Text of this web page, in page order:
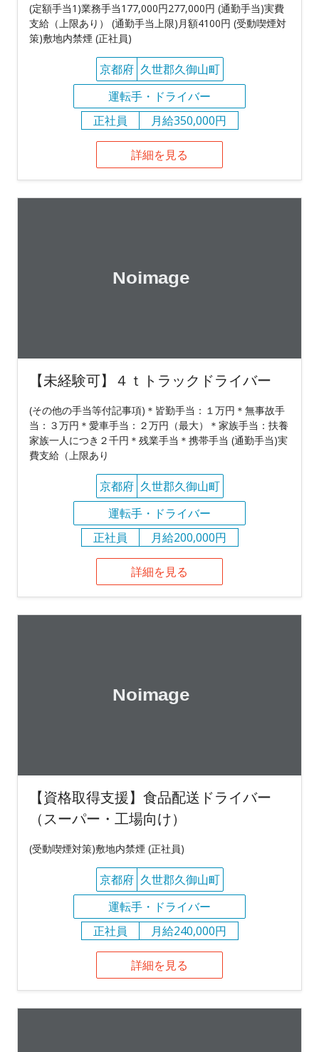
(定額手当1)業務手当177,000円277,000円 (通勤手当)実費
支給（上限あり） (通勤手当上限)月額4100円 (受動喫煙対
策)敷地内禁煙 (正社員)
京都府 久世郡久御山町
運転手・ドライバー
正社員
月給350,000円
詳細を見る
【未経験可】４ｔトラックドライバー
(その他の手当等付記事項)＊皆勤手当：１万円＊無事故手
当：３万円＊愛車手当：２万円（最大）＊家族手当：扶養
家族一人につき２千円＊残業手当＊携帯手当 (通勤手当)実
費支給（上限あり
京都府 久世郡久御山町
運転手・ドライバー
正社員
月給200,000円
詳細を見る
【資格取得支援】食品配送ドライバー
（スーパー・工場向け）
(受動喫煙対策)敷地内禁煙 (正社員)
京都府 久世郡久御山町
運転手・ドライバー
正社員
月給240,000円
詳細を見る